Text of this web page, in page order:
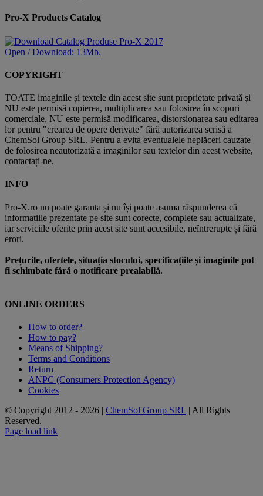
Pro-X Products Catalog
Open / Download: 13Mb.
COPYRIGHT
TOATE imaginile și textele din acest site sunt proprietate privată și
NU este permisă copierea, multiplicarea sau folosirea în scopuri
comerciale, NU este permisă modificarea, distorsionarea sau editarea
lor pentru "crearea de opere derivate" fără autorizarea scrisă a
ChemSol Group SRL. Pentru a evita eventualele neplăceri cauzate
de folosirea neautorizată a imaginilor sau textelor din acest website,
contactați-ne.
INFO
Pro-X.ro nu poate garanta și nu își poate asuma răspunderea că
informațiile prezentate pe site sunt corecte, complete sau actualizate,
iar serviciile oferite prin acest site sunt accesibile, neîntrerupte și fără
erori.
Prețurile, ofertele, situația stocului, specificațiile și imaginile pot
fi schimbate fără o notificare prealabilă.
ONLINE ORDERS
How to order?
How to pay?
Means of Shipping?
Terms and Conditions
Return
ANPC (Consumers Protection Agency)
Cookies
© Copyright 2012 - 2026 | ChemSol Group SRL | All Rights
Reserved.
Page load link